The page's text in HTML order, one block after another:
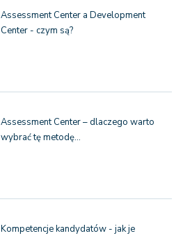
Assessment Center a Development
Center - czym są?
Assessment Center – dlaczego warto
wybrać tę metodę…
Kompetencje kandydatów - jak je